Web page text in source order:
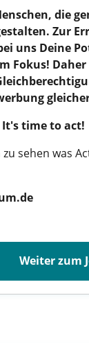
die
Zur
uns Deine
Fokus!
time to act!
sehen was
Weiter zum